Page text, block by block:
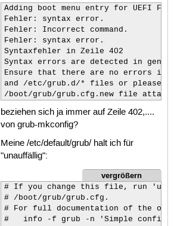
/etc/kernel/postrm.d/initramfs-
update-initramfs: Deleting /boot/
/etc/kernel/postrm.d/kdump-tools:
kdump-tools: Removing kdump
/etc/kernel/postrm.d/zz-update-
Sourcing file `/etc/default/grub'
Sourcing file `/etc/default/grub.d/
Sourcing file `/etc/default/grub.d/
Generating grub configuration file
Found theme: /boot/grub/themes/
Found linux image: /boot/vmlinuz-
Found initrd image: /boot/
Found initrd image: /boot/
Found linux image: /boot/vmlinuz-
Found linux image: /boot/vmlinuz-
Found initrd image: /boot/
Found linux image: /boot/vmlinuz-
Found initrd image: /boot/
Found linux image: /boot/vmlinuz-
Adding boot menu entry for UEFI
Fehler: syntax error.
Fehler: Incorrect command.
Fehler: syntax error.
Syntaxfehler in Zeile 402
Syntax errors are detected in
Ensure that there are no errors in
and /etc/grub.d/* files or please
/boot/grub/grub.cfg.new file
beziehen sich ja immer auf Zeile 402,....
von grub-mkconfig?
Meine /etc/default/grub/ halt ich für
"unauffällig":
vergrößern
# If you change this file, run
# /boot/grub/grub.cfg.
# For full documentation of the
#   info -f grub -n 'Simple